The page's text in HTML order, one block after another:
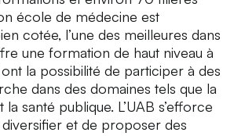
école de médecine est
cotée, l’une des meilleures dans
une formation de haut niveau à
ont la possibilité de participer à des
dans des domaines tels que la
santé publique. L’UAB s’efforce
et de proposer des